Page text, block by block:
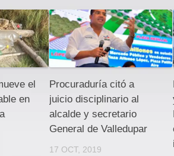
el
en
Procuraduría citó a
juicio disciplinario al
alcalde y secretario
General de Valledupar
17 OCT, 2019